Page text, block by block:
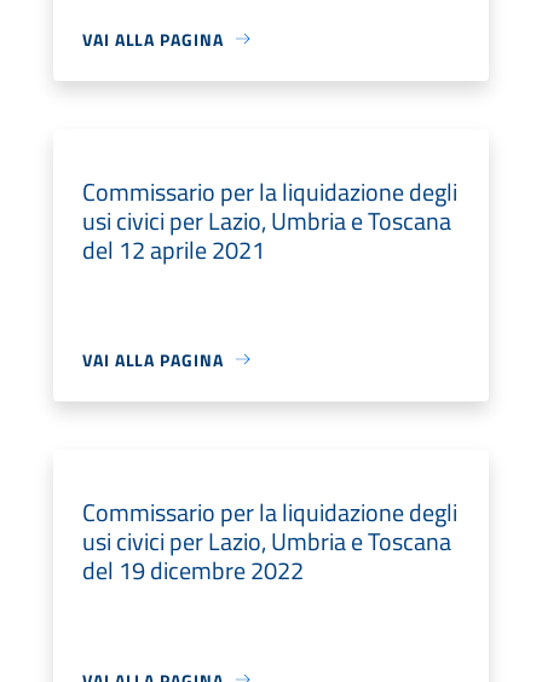
VAI ALLA PAGINA
Commissario per la liquidazione degli
usi civici per Lazio, Umbria e Toscana
del 12 aprile 2021
VAI ALLA PAGINA
Commissario per la liquidazione degli
usi civici per Lazio, Umbria e Toscana
del 19 dicembre 2022